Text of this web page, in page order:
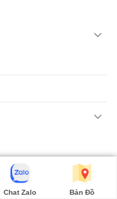
Bản Đồ
Chat Zalo